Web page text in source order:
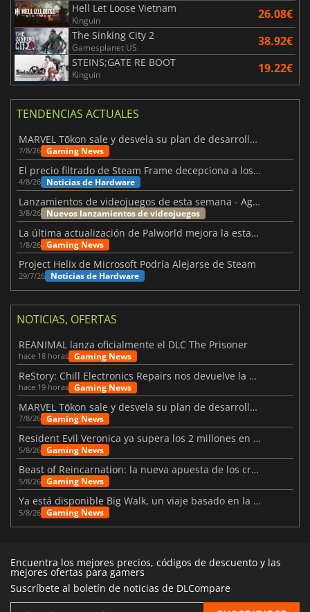
Hell Let Loose Vietnam
Kinguin 26.08€
The Sinking City 2
Gamesplanet US 38.92€
STEINS;GATE RE BOOT
Kinguin 19.22€
TENDENCIAS ACTUALES
MARVEL Tōkon sale y desvela su plan de desarrollo para el primer año
7/8/26 Gaming News
El precio filtrado de Steam Frame decepciona a los usuarios
4/8/26 Noticias de Hardware
Lanzamientos de videojuegos de esta semana - Agosto de 2026 (semana 32)
3/8/26 Nuevos lanzamientos de videojuegos
La última actualización de Palworld mejora la estabilidad
1/8/26 Gaming News
Project Helix de Microsoft Podría Alejarse de Steam
29/7/26 Noticias de Hardware
NOTICIAS, OFERTAS
REANIMAL lanza oficialmente el DLC The Prisoner
hace 18 horas Gaming News
ReStory: Chill Electronics Repairs nos devuelve la nostalgia de los 2000
hace 19 horas Gaming News
MARVEL Tōkon sale y desvela su plan de desarrollo para el primer año
7/8/26 Gaming News
Resident Evil Veronica ya supera los 2 millones en listas de deseados
5/8/26 Gaming News
Beast of Reincarnation: la nueva apuesta de los creadores de Pokémon
5/8/26 Gaming News
Ya está disponible Big Walk, un viaje basado en la amistad
5/8/26 Gaming News
Encuentra los mejores precios, códigos de descuento y las
mejores ofertas para gamers
Suscríbete al boletín de noticias de DLCompare